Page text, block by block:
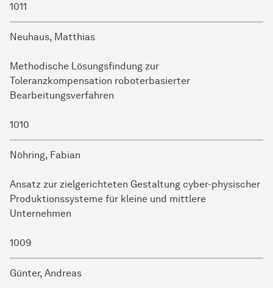
1011
Neuhaus, Matthias
Methodische Lösungsfindung zur
Toleranzkompensation roboterbasierter
Bearbeitungsverfahren
1010
Nöhring, Fabian
Ansatz zur zielgerichteten Gestaltung cyber-physischer
Produktionssysteme für kleine und mittlere
Unternehmen
1009
Günter, Andreas